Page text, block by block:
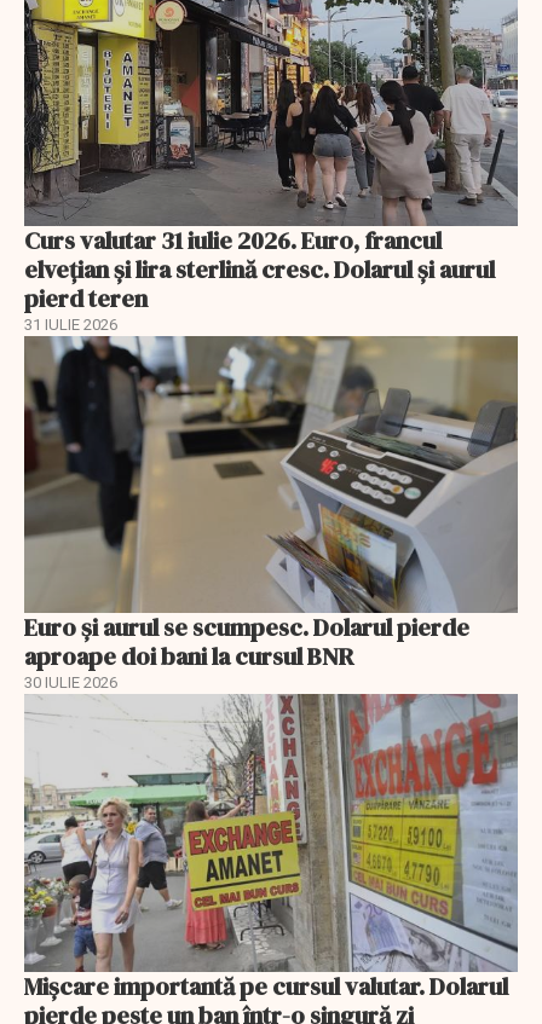
Curs valutar 31 iulie 2026. Euro, francul
elvețian și lira sterlină cresc. Dolarul și aurul
pierd teren
31 IULIE 2026
Euro și aurul se scumpesc. Dolarul pierde
aproape doi bani la cursul BNR
30 IULIE 2026
Mișcare importantă pe cursul valutar. Dolarul
pierde peste un ban într-o singură zi